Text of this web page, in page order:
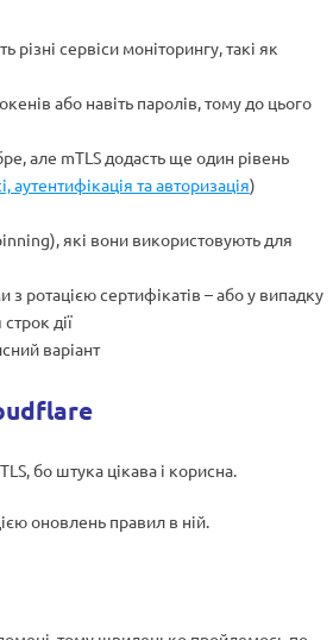
сервіси моніторингу, такі як
або навіть паролів, тому до цього
але mTLS додасть ще один рівень
та авторизація)
які вони використовують для
ротацією сертифікатів – або у випадку
дії
варіант
бо штука цікава і корисна.
оновлень правил в ній.